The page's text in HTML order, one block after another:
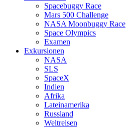
Spacebuggy Race
Mars 500 Challenge
NASA Moonbuggy Race
Space Olympics
Examen
Exkursionen
NASA
SLS
SpaceX
Indien
Afrika
Lateinamerika
Russland
Weltreisen